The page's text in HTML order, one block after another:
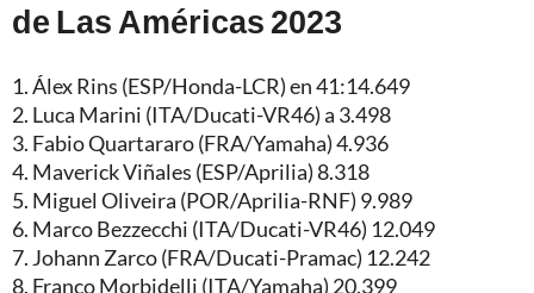
de Las Américas 2023
1. Álex Rins (ESP/Honda-LCR) en 41:14.649
2. Luca Marini (ITA/Ducati-VR46) a 3.498
3. Fabio Quartararo (FRA/Yamaha) 4.936
4. Maverick Viñales (ESP/Aprilia) 8.318
5. Miguel Oliveira (POR/Aprilia-RNF) 9.989
6. Marco Bezzecchi (ITA/Ducati-VR46) 12.049
7. Johann Zarco (FRA/Ducati-Pramac) 12.242
8. Franco Morbidelli (ITA/Yamaha) 20.399